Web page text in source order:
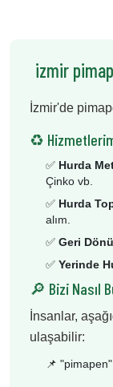
izmir
İzmir'de
♻️
✅ Hurda
Çinko vb.
✅ Hurda
alım.
✅ Geri
✅ Yerinde
🔎 Bizi Nasıl
İnsanlar,
ulaşabilir:
📌 "pimapen"